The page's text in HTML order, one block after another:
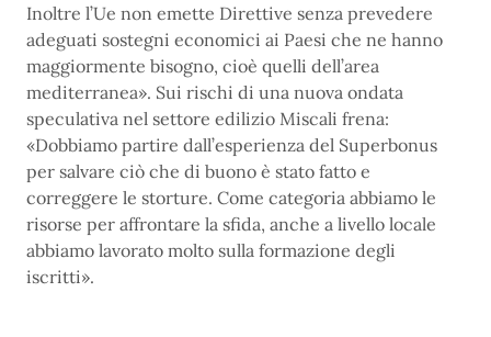
Inoltre l’Ue non emette Direttive senza prevedere
adeguati sostegni economici ai Paesi che ne hanno
maggiormente bisogno, cioè quelli dell’area
mediterranea». Sui rischi di una nuova ondata
speculativa nel settore edilizio Miscali frena:
«Dobbiamo partire dall’esperienza del Superbonus
per salvare ciò che di buono è stato fatto e
correggere le storture. Come categoria abbiamo le
risorse per affrontare la sfida, anche a livello locale
abbiamo lavorato molto sulla formazione degli
iscritti».